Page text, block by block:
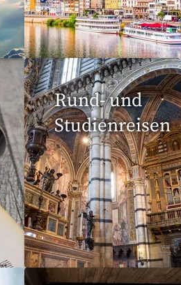
6 Reisen gefunden
Rund- und
Studienreisen
113 Reisen gefunden